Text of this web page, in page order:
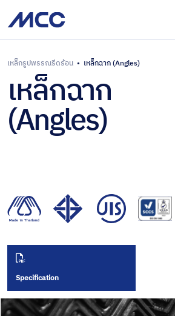
และ
จัด
นำ
–
ส่ง
ออก
ผลิตภัณฑ์
ผลิตภัณฑ์ของเรา
บริการและโซลูชัน
บทความและข่าวสาร
ร่วมงานกับเรา
ติดต่อเรา
English
เศษเหล็ก
และเหล็ก
กึ่ง
สำเร็จรูป
แผ่น
เคลือบ
อินทรีย์
เหล็กรูป
พรรณ
รีดร้อน
เหล็กรูปพรรณรีดร้อน • เหล็กฉาก (Angles)
เหล็กฉาก
(Angles)
Specification